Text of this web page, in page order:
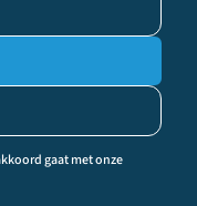
gaat met onze